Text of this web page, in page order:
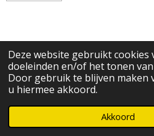
Deze website gebruikt cookies
doeleinden en/of het tonen
Door gebruik te blijven maken
u hiermee akkoord.
Akkoord
R
a
g
1
s
t
e
2
s
t
e
3
s
t
e
4
s
t
e
5
s
t
e
S
t
m
e
3 stemmen